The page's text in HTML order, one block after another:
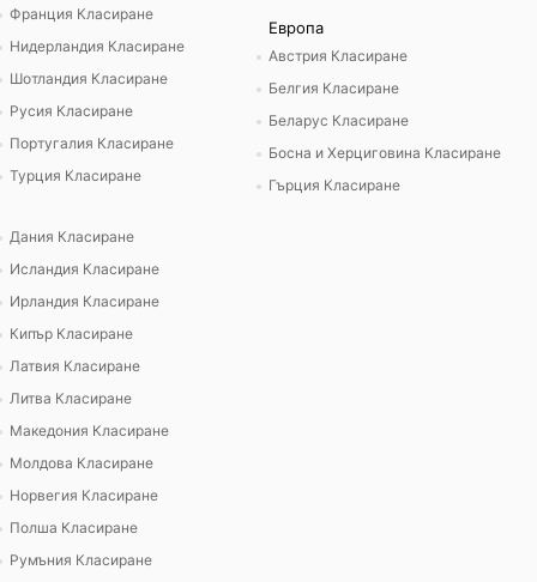
Франция Класиране
Нидерландия Класиране
Шотландия Класиране
Русия Класиране
Португалия Класиране
Турция Класиране
Европа
Австрия Класиране
Белгия Класиране
Беларус Класиране
Босна и Херциговина Класиране
Гърция Класиране
Дания Класиране
Исландия Класиране
Ирландия Класиране
Кипър Класиране
Латвия Класиране
Литва Класиране
Македония Класиране
Молдова Класиране
Норвегия Класиране
Полша Класиране
Румъния Класиране